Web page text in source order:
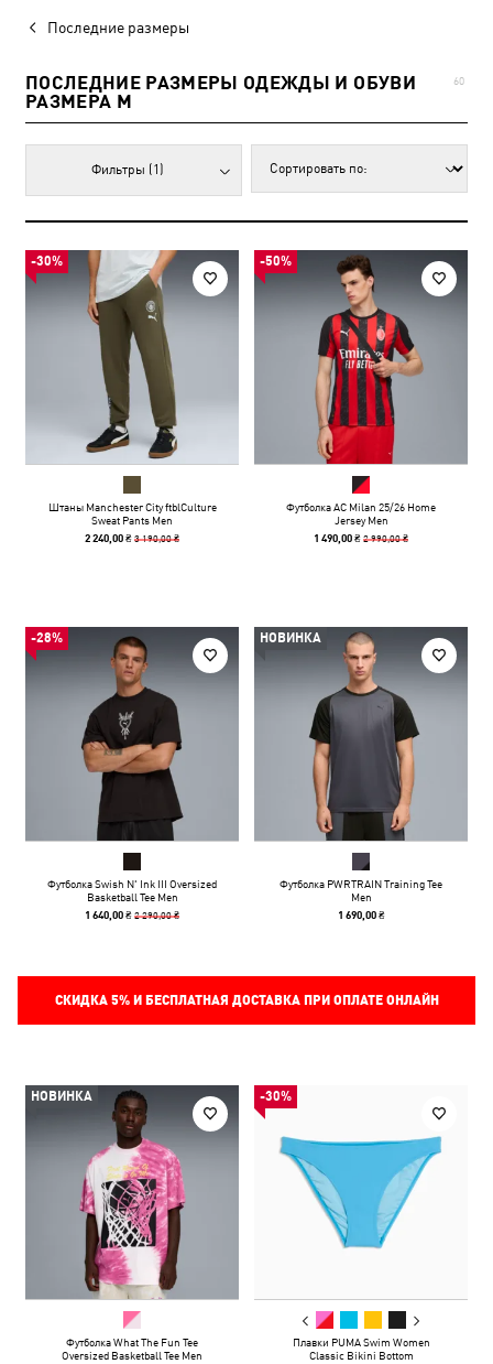
Последние размеры
ПОСЛЕДНИЕ РАЗМЕРЫ ОДЕЖДЫ И ОБУВИ
РАЗМЕРА M
60
Фильтры (1)
-30%
Штаны Manchester City ftblCulture
Sweat Pants Men
2 240,00 ₴3 190,00 ₴
-50%
Футболка AC Milan 25/26 Home
Jersey Men
1 490,00 ₴2 990,00 ₴
-28%
Футболка Swish N' Ink III Oversized
Basketball Tee Men
1 640,00 ₴2 290,00 ₴
НОВИНКА
Футболка PWRTRAIN Training Tee
Men
1 690,00 ₴
СКИДКА 5%И БЕСПЛАТНАЯ ДОСТАВКА ПРИ ОПЛАТЕ ОНЛАЙН
НОВИНКА
Футболка What The Fun Tee
Oversized Basketball Tee Men
-30%
Плавки PUMA Swim Women
Classic Bikini Bottom